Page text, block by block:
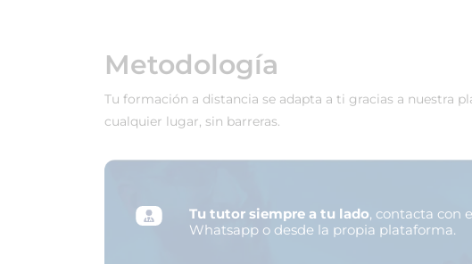
Metodología
Tu formación a distancia se adapta a ti gracias a nuestra
cualquier lugar, sin barreras.
Tu tutor siempre a tu lado, contacta con
Whatsapp o desde la propia plataforma.